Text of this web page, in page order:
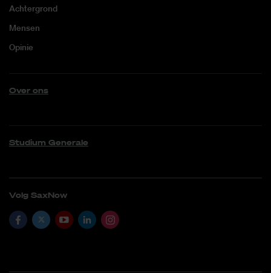
Achtergrond
Mensen
Opinie
Over ons
Studium Generale
Volg SaxNow